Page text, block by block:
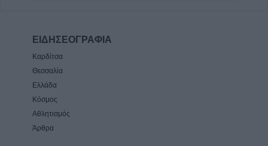
ΕΙΔΗΣΕΟΓΡΑΦΙΑ
Καρδίτσα
Θεσσαλία
Ελλάδα
Κόσμος
Αθλητισμός
Άρθρα